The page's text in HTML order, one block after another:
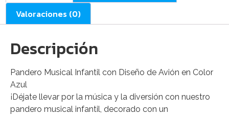
Valoraciones (0)
Descripción
Pandero Musical Infantil con Diseño de Avión en Color
Azul
¡Déjate llevar por la música y la diversión con nuestro
pandero musical infantil, decorado con un